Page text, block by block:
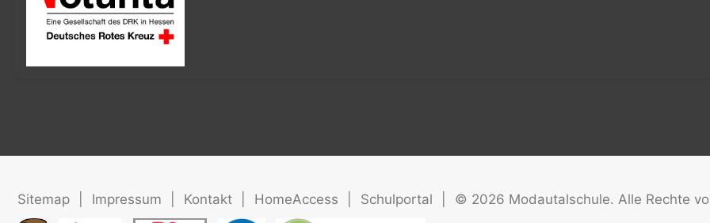
Sitemap Impressum Kontakt HomeAccess Schulportal © 2026 Modautalschule. Alle Rechte